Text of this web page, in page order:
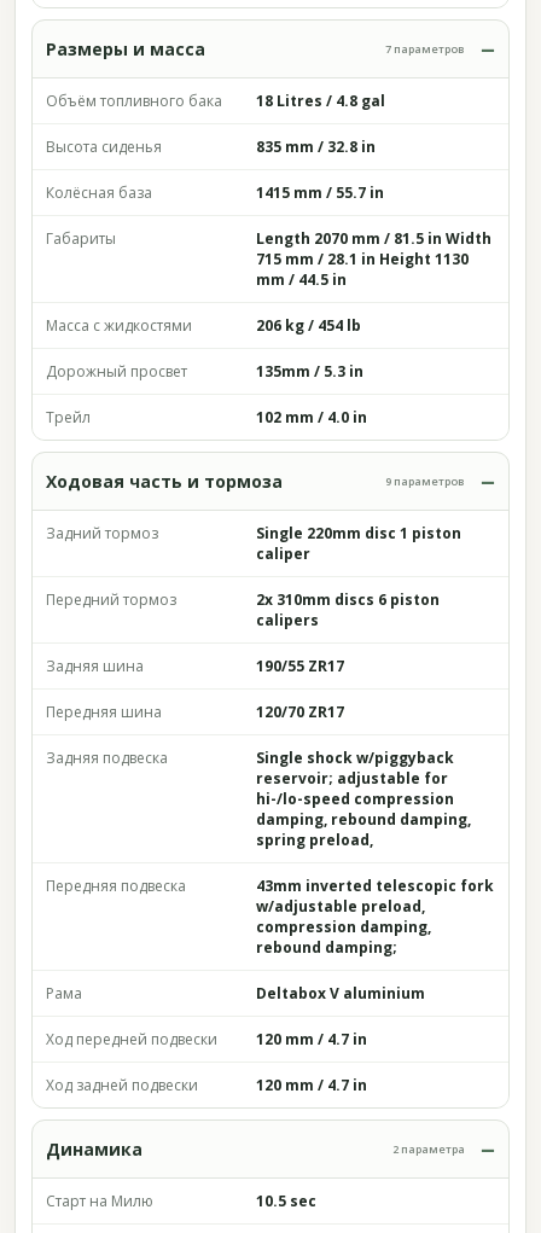
Размеры и масса 7 параметров
Объём топливного бака 18 Litres / 4.8 gal
Высота сиденья 835 mm / 32.8 in
Колёсная база 1415 mm / 55.7 in
Габариты
Length 2070 mm / 81.5 in Width
715 mm / 28.1 in Height 1130
mm / 44.5 in
Масса с жидкостями 206 kg / 454 lb
Дорожный просвет 135mm / 5.3 in
Трейл 102 mm / 4.0 in
Ходовая часть и тормоза 9 параметров
Задний тормоз
Single 220mm disc 1 piston
caliper
Передний тормоз
2x 310mm discs 6 piston
calipers
Задняя шина 190/55 ZR17
Передняя шина 120/70 ZR17
Задняя подвеска
Single shock w/piggyback
reservoir; adjustable for
hi-/lo-speed compression
damping, rebound damping,
spring preload,
Передняя подвеска
43mm inverted telescopic fork
w/adjustable preload,
compression damping,
rebound damping;
Рама Deltabox V aluminium
Ход передней подвески 120 mm / 4.7 in
Ход задней подвески 120 mm / 4.7 in
Динамика 2 параметра
Старт на Милю 10.5 sec